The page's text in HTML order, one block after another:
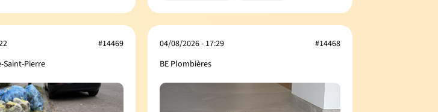
Saint-Pierre
#14469
04/08/2026 - 17:29
BE Plombières
#14468